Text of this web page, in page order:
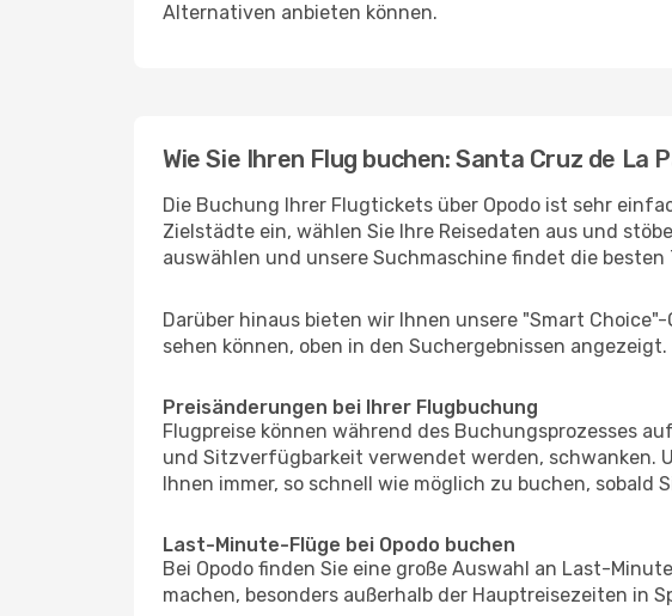
Alternativen anbieten können.
Wie Sie Ihren Flug buchen: Santa Cruz de La
Die Buchung Ihrer Flugtickets über Opodo ist sehr
Zielstädte ein, wählen Sie Ihre Reisedaten aus und
auswählen und unsere Suchmaschine findet die
Darüber hinaus bieten wir Ihnen unsere "Smart
sehen können, oben in den Suchergebnissen angezeigt.
Preisänderungen bei Ihrer Flugbuchung
Flugpreise können während des Buchungsprozesses
und Sitzverfügbarkeit verwendet werden, schwanken.
Ihnen immer, so schnell wie möglich zu buchen,
Last-Minute-Flüge bei Opodo buchen
Bei Opodo finden Sie eine große Auswahl an Last-
machen, besonders außerhalb der Hauptreisezeiten in